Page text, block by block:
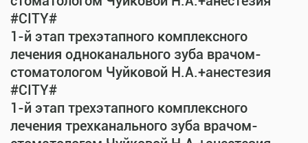
#CITY#
1-й этап трехэтапного комплексного
лечения одноканального зуба врачом-
стоматологом Чуйковой Н.А.+анестезия
#CITY#
1-й этап трехэтапного комплексного
лечения трехканального зуба врачом-